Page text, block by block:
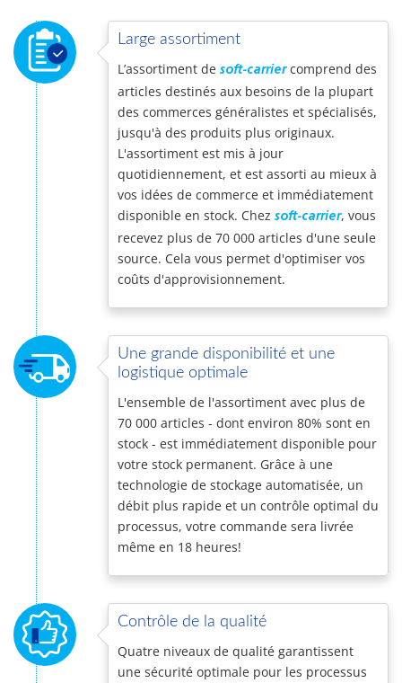
Large assortiment
L’assortiment de soft-carriercomprend des
articles destinés aux besoins de la plupart
des commerces généralistes et spécialisés,
jusqu'à des produits plus originaux.
L'assortiment est mis à jour
quotidiennement, et est assorti au mieux à
vos idées de commerce et immédiatement
disponible en stock. Chez soft-carrier, vous
recevez plus de 70 000 articles d'une seule
source. Cela vous permet d'optimiser vos
coûts d'approvisionnement.
Une grande disponibilité et une
logistique optimale
L'ensemble de l'assortiment avec plus de
70 000 articles - dont environ 80% sont en
stock - est immédiatement disponible pour
votre stock permanent. Grâce à une
technologie de stockage automatisée, un
débit plus rapide et un contrôle optimal du
processus, votre commande sera livrée
même en 18 heures!
Contrôle de la qualité
Quatre niveaux de qualité garantissent
une sécurité optimale pour les processus